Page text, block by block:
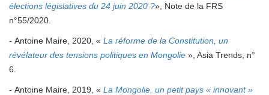
élections législatives du 24 juin 2020 ?», Note de la FRS
n°55/2020.
- Antoine Maire, 2020, « La réforme de la Constitution, un
révélateur des tensions politiques en Mongolie », Asia Trends, n°
6.
- Antoine Maire, 2019, « La Mongolie, un petit pays « innovant »